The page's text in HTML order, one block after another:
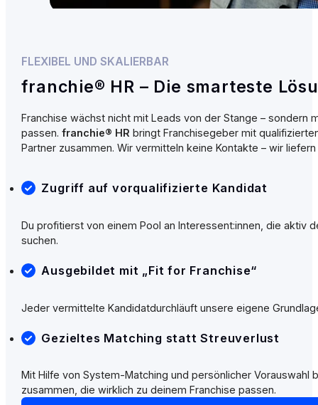
FLEXIBEL UND SKALIERBAR
franchie® HR – Die smarteste
Franchise wächst nicht mit Leads von der Stange – sondern
passen.franchie® HRbringt Franchisegeber mit
Partner zusammen. Wir vermitteln keine Kontakte – wir
Zugriff auf vorqualifizierte Kandidat
Du profitierst von einem Pool an Interessent:innen, die aktiv
suchen.
Ausgebildet mit „Fit for Franchise“
Jeder vermittelte Kandidatdurchläuft unsere eigene
Gezieltes Matching statt Streuverlust
Mit Hilfe von System-Matching und persönlicher Vorauswahl
zusammen, die wirklich zu deinem Franchise passen.